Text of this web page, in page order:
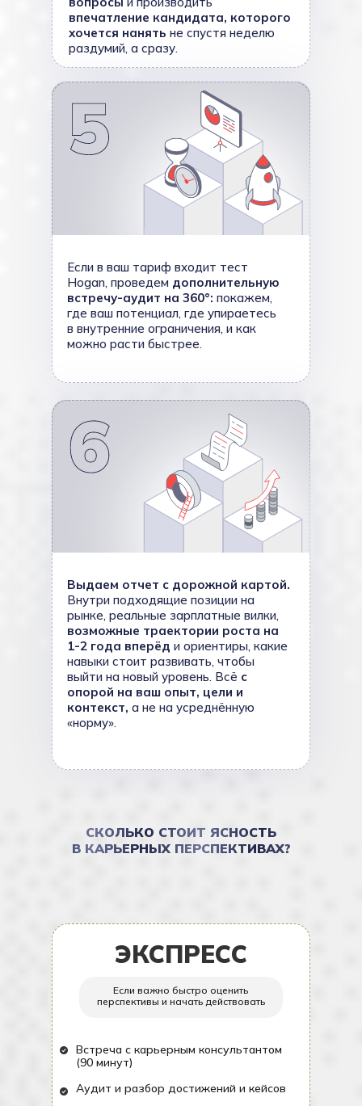
впечатление кандидата, которого
хочется нанять не спустя неделю
раздумий, а сразу.
Если в ваш тариф входит тест
Hogan, проведем дополнительную
встречу-аудит на 360°: покажем,
где ваш потенциал, где упираетесь
в внутренние ограничения, и как
можно расти быстрее.
Выдаем отчет с дорожной картой.
Внутри подходящие позиции на
рынке, реальные зарплатные вилки,
возможные траектории роста на
1-2 года вперёд и ориентиры, какие
навыки стоит развивать, чтобы
выйти на новый уровень. Всё с
опорой на ваш опыт, цели и
контекст, а не на усреднённую
«норму».
СКОЛЬКО СТОИТ ЯСНОСТЬ
В КАРЬЕРНЫХ ПЕРСПЕКТИВАХ?
Встреча с карьерным консультантом
(90 минут)
Аудит и разбор достижений и кейсов
Если важно быстро оценить
перспективы и начать действовать
ЭКСПРЕСС